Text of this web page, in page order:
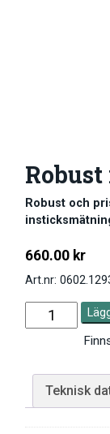
Robust och
660.00 kr
Art.nr:
Teknisk